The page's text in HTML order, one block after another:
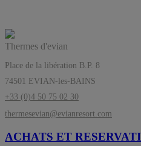
Thermes d'evian
Place de la libération B.P. 8
74501 EVIAN-les-BAINS
+33 (0)4 50 75 02 30
thermesevian@evianresort.com
ACHATS ET